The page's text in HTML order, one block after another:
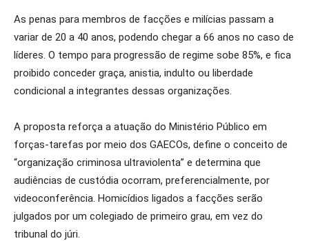
As penas para membros de facções e milícias passam a
variar de 20 a 40 anos, podendo chegar a 66 anos no caso de
líderes. O tempo para progressão de regime sobe 85%, e fica
proibido conceder graça, anistia, indulto ou liberdade
condicional a integrantes dessas organizações.
A proposta reforça a atuação do Ministério Público em
forças-tarefas por meio dos GAECOs, define o conceito de
“organização criminosa ultraviolenta” e determina que
audiências de custódia ocorram, preferencialmente, por
videoconferência. Homicídios ligados a facções serão
julgados por um colegiado de primeiro grau, em vez do
tribunal do júri.